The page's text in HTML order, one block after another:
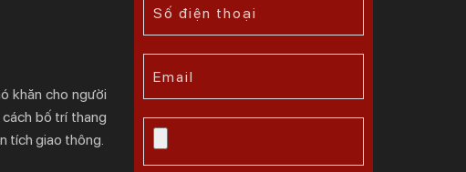
khăn cho người
cách bố trí thang
tích giao thông.